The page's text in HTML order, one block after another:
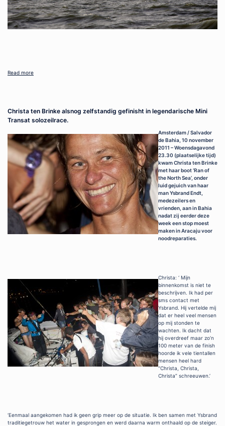
Read more
Christa ten Brinke alsnog zelfstandig gefinisht in legendarische Mini
Transat solozeilrace.
Amsterdam / Salvador
de Bahia, 10 november
2011 – Woensdagavond
23.30 (plaatselijke tijd)
kwam Christa ten Brinke
met haar boot ‘Ran of
the North Sea’, onder
luid gejuich van haar
man Ysbrand Endt,
medezeilers en
vrienden, aan in Bahia
nadat zij eerder deze
week een stop moest
maken in Aracaju voor
noodreparaties.
Christa: ‘ Mijn
binnenkomst is niet te
beschrijven. Ik had per
sms contact met
Ysbrand. Hij vertelde mij
dat er heel veel mensen
op mij stonden te
wachten. Ik dacht dat
hij overdreef maar zo’n
100 meter van de finish
hoorde ik vele tientallen
mensen heel hard
“Christa, Christa,
Christa” schreeuwen.’
‘Eenmaal aangekomen had ik geen grip meer op de situatie. Ik ben samen met Ysbrand
traditiegetrouw het water in gesprongen en werd daarna warm onthaald op de steiger.